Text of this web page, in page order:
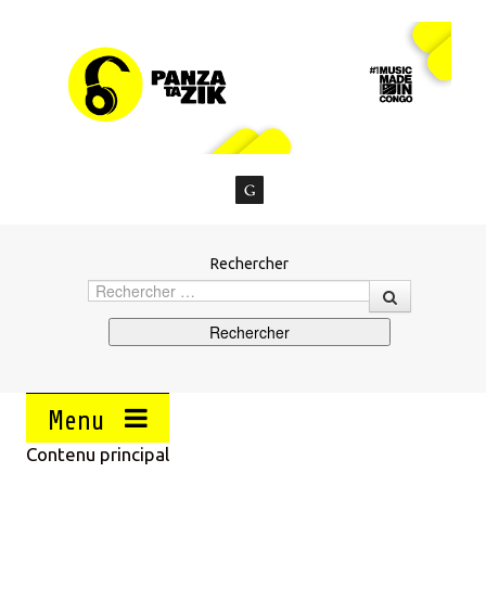
Rechercher
Menu
Contenu principal